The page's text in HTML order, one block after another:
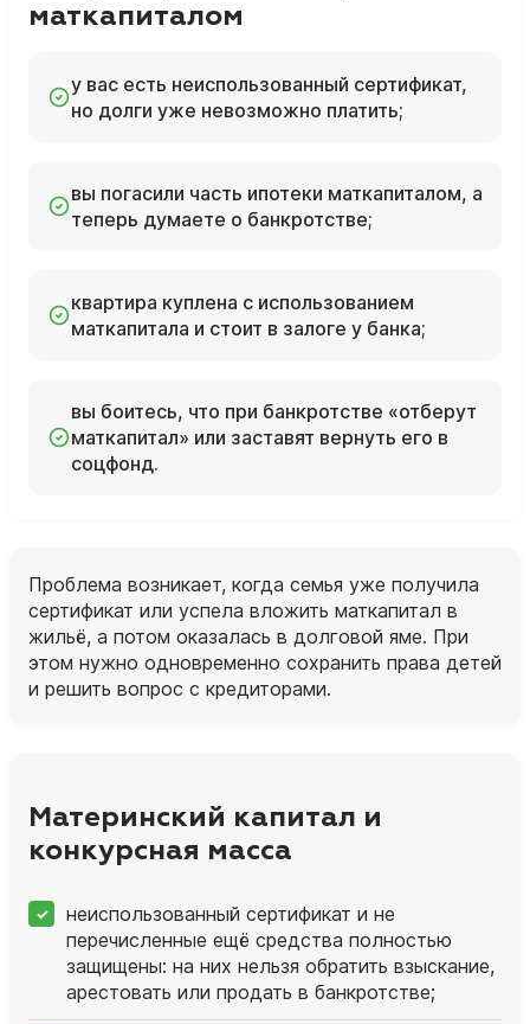
маткапиталом
у вас есть неиспользованный сертификат,
но долги уже невозможно платить;
вы погасили часть ипотеки маткапиталом, а
теперь думаете о банкротстве;
квартира куплена с использованием
маткапитала и стоит в залоге у банка;
вы боитесь, что при банкротстве «отберут
маткапитал» или заставят вернуть его в
соцфонд.
Проблема возникает, когда семья уже получила
сертификат или успела вложить маткапитал в
жильё, а потом оказалась в долговой яме. При
этом нужно одновременно сохранить права детей
и решить вопрос с кредиторами.
Материнский капитал и
конкурсная масса
неиспользованный сертификат и не
перечисленные ещё средства полностью
защищены: на них нельзя обратить взыскание,
арестовать или продать в банкротстве;